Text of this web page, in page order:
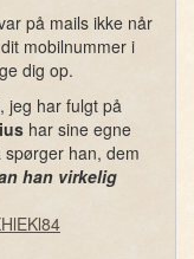
på mails ikke når
mobilnummer i
dig op.
jeg har fulgt på
har sine egne
han, dem
han virkelig